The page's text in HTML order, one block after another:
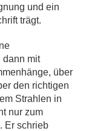
und ein
trägt.
dann mit
über
den richtigen
Strahlen in
nur zum
Er schrieb